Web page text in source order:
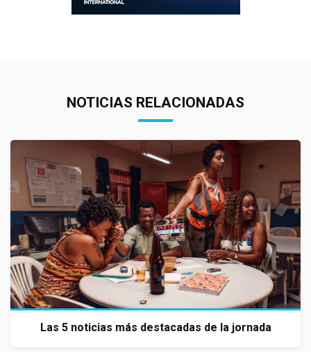
NOTICIAS RELACIONADAS
Las 5 noticias más destacadas de la jornada